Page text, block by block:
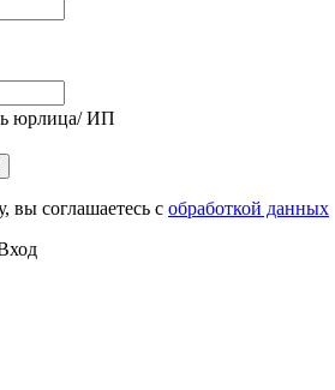
юрлица/ ИП
вы соглашаетесь с обработкой данных